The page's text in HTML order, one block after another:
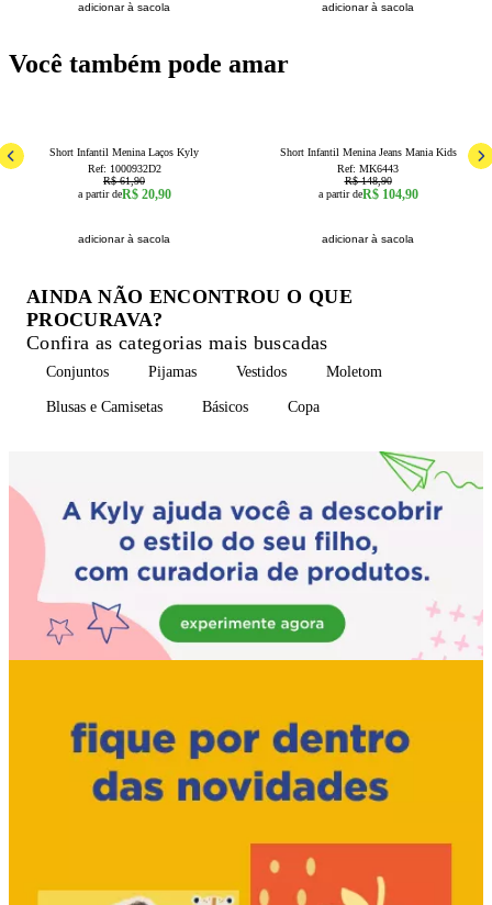
adicionar à sacola adicionar à sacola
Você também pode amar
Short Infantil Menina Laços Kyly
Ref: 1000932D2
R$ 61,90
a partir deR$ 20,90
adicionar à sacola
Short Infantil Menina Jeans Mania Kids
Ref: MK6443
R$ 148,90
a partir deR$ 104,90
adicionar à sacola
AINDA NÃO ENCONTROU O QUE
PROCURAVA?
Confira as categorias mais buscadas
Conjuntos Pijamas Vestidos Moletom
Blusas e Camisetas Básicos Copa